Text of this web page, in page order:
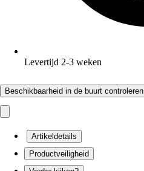
Levertijd 2-3 weken
Beschikbaarheid in de buurt controleren
Artikeldetails
Productveiligheid